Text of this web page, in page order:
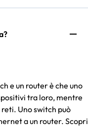
e un router è che uno
tra loro, mentre
Uno switch può
a un router. Scopri